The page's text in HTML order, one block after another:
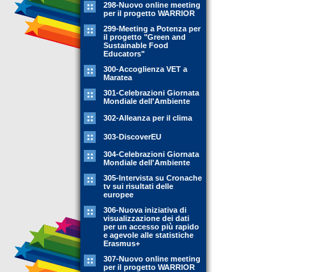
298-Nuovo online meeting
per il progetto WARRIOR
299-Meeting a Potenza per
il progetto "Green and
Sustainable Food
Educators"
300-Accoglienza VET a
Maratea
301-Celebrazioni Giornata
Mondiale dell'Ambiente
302-Alleanza per il clima
303-DiscoverEU
304-Celebrazioni Giornata
Mondiale dell'Ambiente
305-Intervista su Cronache
tv sui risultati delle
europee
306-Nuova iniziativa di
visualizzazione dei dati
per un accesso più rapido
e agevole alle statistiche
Erasmus+
307-Nuovo online meeting
per il progetto WARRIOR